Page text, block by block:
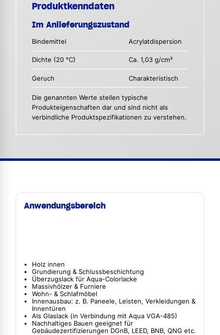
Produktkenndaten
Im Anlieferungszustand
Bindemittel Acrylatdispersion
Dichte (20 °C) Ca. 1,03 g/cm³
Geruch Charakteristisch
Die genannten Werte stellen typische
Produkteigenschaften dar und sind nicht als
verbindliche Produktspezifikationen zu verstehen.
Anwendungsbereich
Holz innen
Grundierung & Schlussbeschichtung
Überzugslack für Aqua-Colorlacke
Massivhölzer & Furniere
Wohn- & Schlafmöbel
Innenausbau: z. B. Paneele, Leisten, Verkleidungen &
Innentüren
Als Glaslack (in Verbindung mit Aqua VGA-485)
Nachhaltiges Bauen geeignet für
Gebäudezertifizierungen DGnB, LEED, BNB, QNG etc.